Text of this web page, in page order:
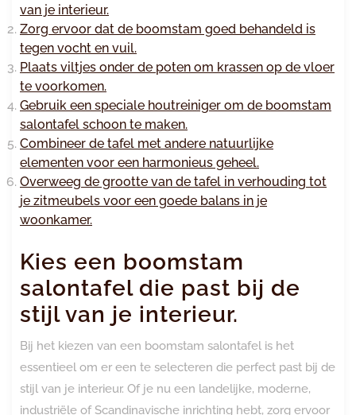
van je interieur.
Zorg ervoor dat de boomstam goed behandeld is
tegen vocht en vuil.
Plaats viltjes onder de poten om krassen op de vloer
te voorkomen.
Gebruik een speciale houtreiniger om de boomstam
salontafel schoon te maken.
Combineer de tafel met andere natuurlijke
elementen voor een harmonieus geheel.
Overweeg de grootte van de tafel in verhouding tot
je zitmeubels voor een goede balans in je
woonkamer.
Kies een boomstam
salontafel die past bij de
stijl van je interieur.
Bij het kiezen van een boomstam salontafel is het
essentieel om er een te selecteren die perfect past bij de
stijl van je interieur. Of je nu een landelijke, moderne,
industriële of Scandinavische inrichting hebt, zorg ervoor